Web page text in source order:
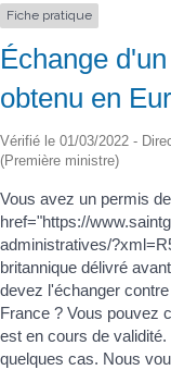
Fiche pratique
Échange
obtenu en
Vérifié le 01/03/2022 -
(Première ministre)
Vous avez un permis
href="https://
administratives/
britannique délivré
devez l'échanger
France ? Vous pouvez
est en cours de
quelques cas. Nous